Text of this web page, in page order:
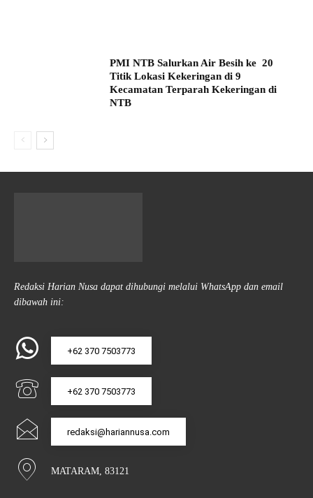
PMI NTB Salurkan Air Besih ke 20
Titik Lokasi Kekeringan di 9
Kecamatan Terparah Kekeringan di
NTB
Redaksi Harian Nusa dapat dihubungi melalui WhatsApp dan email
dibawah ini:
+62 370 7503773
+62 370 7503773
redaksi@hariannusa.com
MATARAM, 83121